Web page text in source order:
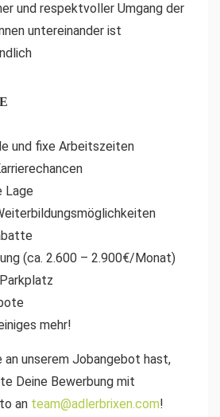
und respektvoller Umgang der
untereinander ist
und fixe Arbeitszeiten
Lage
(ca. 2.600 – 2.900€/Monat)
mehr!
an unserem Jobangebot hast,
Deine Bewerbung mit
an team@adlerbrixen.com!